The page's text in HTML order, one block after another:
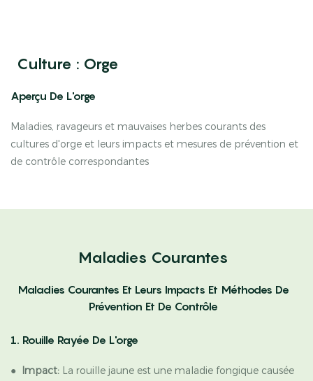
Culture : Orge
Aperçu De L'orge
Maladies, ravageurs et mauvaises herbes courants des
cultures d'orge et leurs impacts et mesures de prévention et
de contrôle correspondantes
Maladies Courantes
Maladies Courantes Et Leurs Impacts Et Méthodes De
Prévention Et De Contrôle
1. Rouille Rayée De L'orge
● Impact: La rouille jaune est une maladie fongique causée